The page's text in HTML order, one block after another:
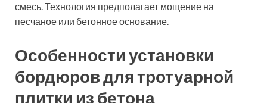
смесь. Технология предполагает мощение на
песчаное или бетонное основание.
Особенности установки
бордюров для тротуарной
плитки из бетона